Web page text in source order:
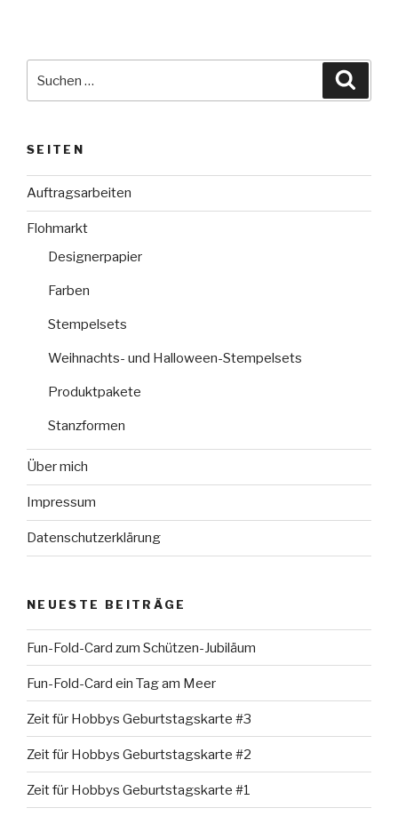
Bration“
nach:
SEITEN
Auftragsarbeiten
Flohmarkt
Designerpapier
Farben
Stempelsets
Weihnachts- und Halloween-Stempelsets
Produktpakete
Stanzformen
Über mich
Impressum
Datenschutzerklärung
NEUESTE BEITRÄGE
Fun-Fold-Card zum Schützen-Jubiläum
Fun-Fold-Card ein Tag am Meer
Zeit für Hobbys Geburtstagskarte #3
Zeit für Hobbys Geburtstagskarte #2
Zeit für Hobbys Geburtstagskarte #1